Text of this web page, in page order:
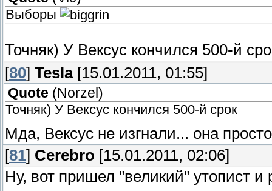
Выборы
Точняк) У Вексус кончился 500-й
[80] Tesla[15.01.2011, 01:55]
Quote (Norzel )
Точняк) У Вексус кончился 500-й срок
Мда, Вексус не изгнали... она
[81] Cerebro [15.01.2011, 02:06]
Ну, вот пришел "великий" утопист